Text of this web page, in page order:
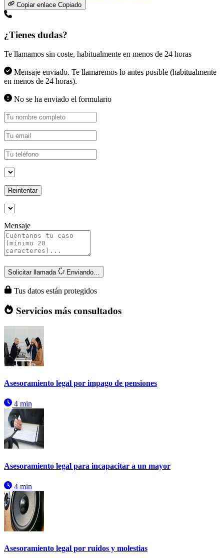
Copiar enlace Copiado
¿Tienes dudas?
Te llamamos sin coste, habitualmente en menos de 24 horas
Mensaje enviado. Te llamaremos lo antes posible (habitualmente
en menos de 24 horas).
No se ha enviado el formulario
Reintentar
Mensaje
Solicitar llamada Enviando...
Tus datos están protegidos
Servicios más consultados
Asesoramiento legal por impago de pensiones
4 min
Asesoramiento legal para incapacitar a un mayor
4 min
Asesoramiento legal por ruidos y molestias